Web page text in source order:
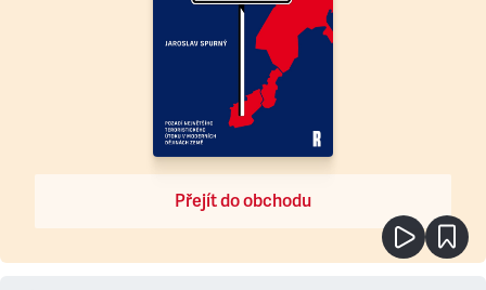
Přejít do obchodu